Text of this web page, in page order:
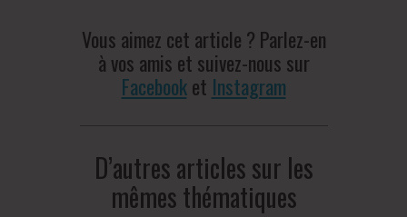
Vous aimez cet article ? Parlez-en
à vos amis et suivez-nous sur
Facebooket Instagram
D’autres articles sur les
mêmes thématiques